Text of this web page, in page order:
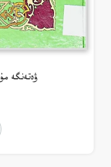
ۋەتەنگە